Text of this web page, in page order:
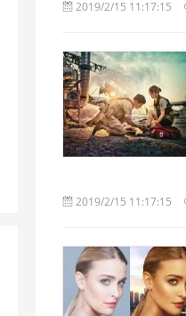
2019/2/15 11:17:15
2019/2/15 11:17:15